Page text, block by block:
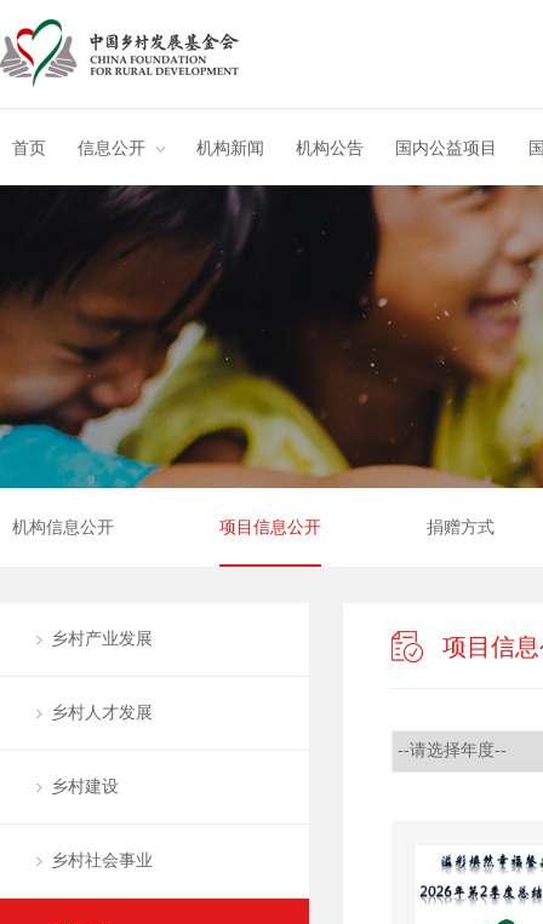
首页 信息公开 机构新闻 机构公告 国内公益项目
机构信息公开 项目信息公开 捐赠方式
乡村产业发展
乡村人才发展
乡村建设
乡村社会事业
项目信